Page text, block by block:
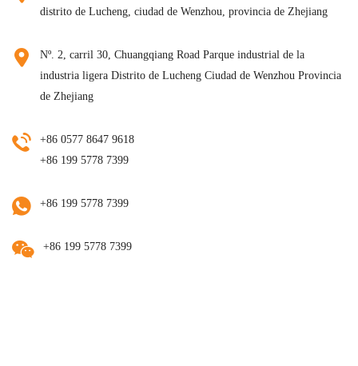
Blogs
Sobre nosotros
distrito de Lucheng, ciudad de Wenzhou, provincia de Zhejiang
Nº. 2, carril 30, Chuangqiang Road Parque industrial de la
industria ligera Distrito de Lucheng Ciudad de Wenzhou Provincia
de Zhejiang
+86 0577 8647 9618
+86 199 5778 7399
+86 199 5778 7399
+86 199 5778 7399